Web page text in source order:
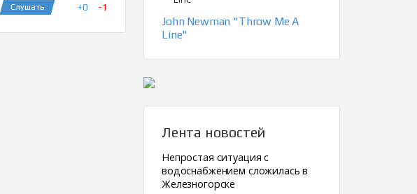
Слушать +0 -1
John Newman "Throw Me A
Line"
Лента новостей
Непростая ситуация с
водоснабжением сложилась в
Железногорске